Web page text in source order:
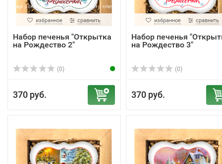
избранное сравнить
Набор печенья "Открытка
на Рождество 2"
(0)
370 руб.
избранное сравнить
Набор печенья
на Рождество 3"
(0)
370 руб.